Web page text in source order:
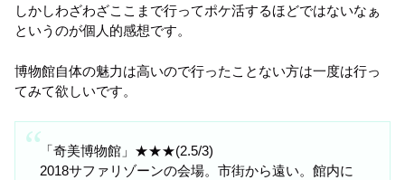
しかしわざわざここまで行ってポケ活するほどではないなぁ
というのが個人的感想です。
博物館自体の魅力は高いので行ったことない方は一度は行っ
てみて欲しいです。
「奇美博物館」★★★(2.5/3)
2018サファリゾーンの会場。市街から遠い。館内に